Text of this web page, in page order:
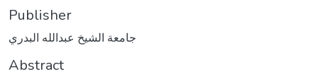
Publisher
جامعة الشيخ عبدالله البدري
Abstract